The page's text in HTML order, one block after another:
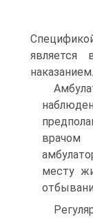
является
наказанием.
врачом
месту